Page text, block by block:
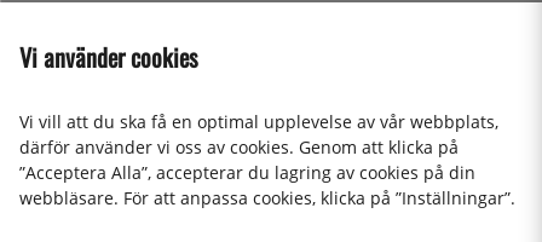
Presentkort
2026 KitchenLab AB
Vi använder cookies
Vi vill att du ska få en optimal upplevelse av vår webbplats,
därför använder vi oss av cookies. Genom att klicka på
”Acceptera Alla”, accepterar du lagring av cookies på din
webbläsare. För att anpassa cookies, klicka på ”Inställningar”.